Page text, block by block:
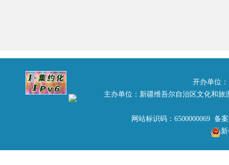
次“全国百城旅游宣传
传推广活动。本次活
一步贯彻落实科学发
需、调结构”目标而
局高度重视此项活动
开办单位
主办单位：新疆维吾尔自治区文化和
网站标识码：6500000069 备